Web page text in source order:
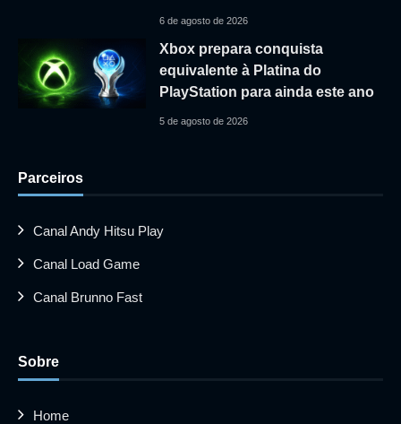
6 de agosto de 2026
Xbox prepara conquista
equivalente à Platina do
PlayStation para ainda este ano
5 de agosto de 2026
Parceiros
Canal Andy Hitsu Play
Canal Load Game
Canal Brunno Fast
Sobre
Home